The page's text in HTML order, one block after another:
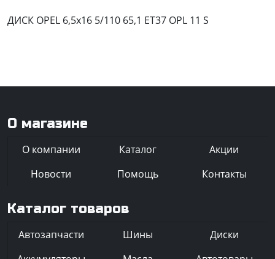
ДИСК OPEL 6,5x16 5/110 65,1 ET37 OPL 11 S
О магазине
О компании Каталог
Акции
Новости
Помощь Контакты
Каталог товаров
Автозапчасти Шины
Диски